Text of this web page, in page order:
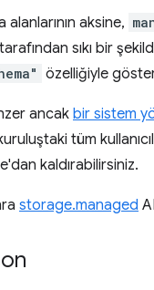
aksine,
sıkı bir
özelliğiyle
ancak bir sistem
tüm
kaldırabilirsiniz.
storage.managed